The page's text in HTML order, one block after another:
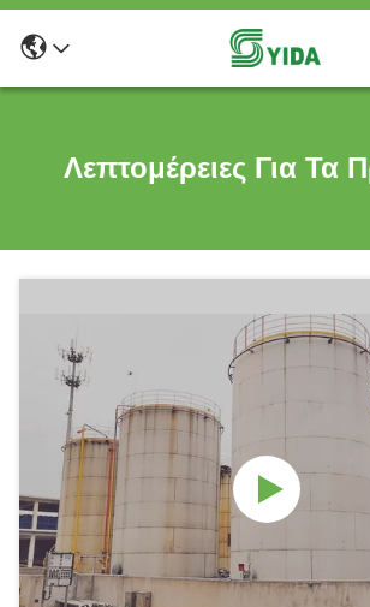
Λεπτομέρειες Για Τα